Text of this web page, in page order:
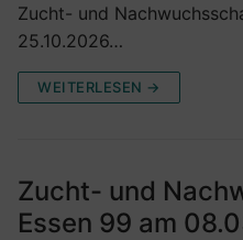
Zucht- und
25.10.2026…
WEITERLESEN →
Zucht- und
Essen 99 am